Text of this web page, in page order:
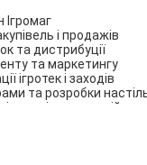
Ігромаг
і продажів
та дистрибуції
та маркетингу
ігротек і заходів
та розробки
та вакансій